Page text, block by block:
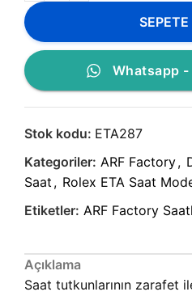
SEPETE
Whatsapp -
Stok kodu: ETA287
Kategoriler: ARF Factory,
Saat , Rolex ETA Saat
Etiketler: ARF Factory
Açıklama
Saat tutkunlarının zarafet